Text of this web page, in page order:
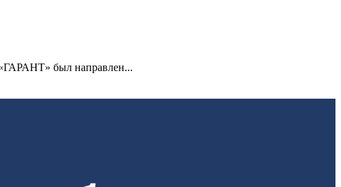
«ГАРАНТ» был направлен...